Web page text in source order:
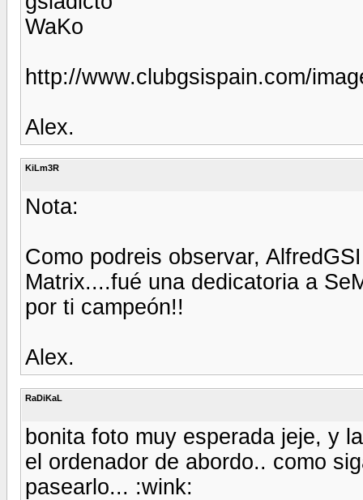
WaKo
http://www.clubgsispain.com/
Alex.
KiLm3R
Nota:
Como podreis observar,
Matrix....fué una dedicatoria a
por ti campeón!!
Alex.
RaDiKaL
bonita foto muy esperada jeje, y
el ordenador de abordo.. como
pasearlo... :wink: